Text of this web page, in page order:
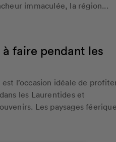
immaculée, la région...
faire pendant les
l’occasion idéale de
les Laurentides et
Les paysages